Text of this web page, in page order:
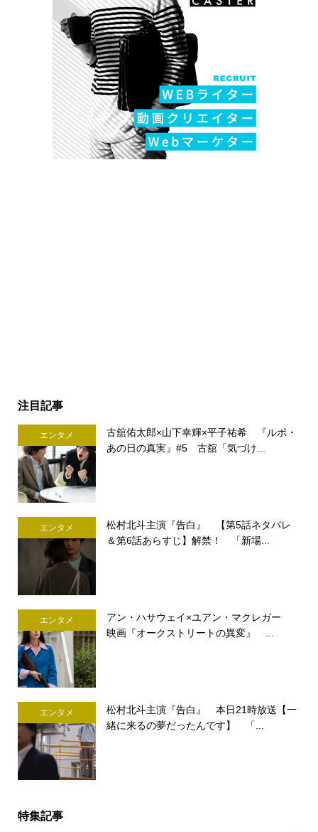
注目記事
エンタメ
古舘佑太郎×山下幸輝×平子祐希 『ルポ・
あの日の真実』#5 古舘「気づけ...
エンタメ
松村北斗主演『告白』 【第5話ネタバレ
＆第6話あらすじ】解禁！ 「新場...
エンタメ
アン・ハサウェイ×ユアン・マクレガー
映画『オークストリートの異変』 ...
エンタメ
松村北斗主演『告白』 本日21時放送【一
緒に来るの夢だったんです】 「...
特集記事